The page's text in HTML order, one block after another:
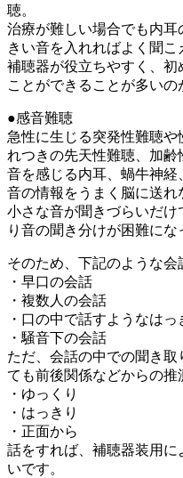
聴。
治療が難しい場合でも内
きい音を入れればよく聞こ
補聴器が役立ちやすく、
ことができることが多いの
●感音難聴
急性に生じる突発性難聴や
れつきの先天性難聴、加齢
音を感じる内耳、蝸牛神経
音の情報をうまく脳に送れ
小さな音が聞きづらいだ
り音の聞き分けが困難にな
そのため、下記のような会
・早口の会話
・複数人の会話
・口の中で話すようなは
・騒音下の会話
ただ、会話の中での聞き
ても前後関係などからの推
・ゆっくり
・はっきり
・正面から
話をすれば、補聴器装用
いです。